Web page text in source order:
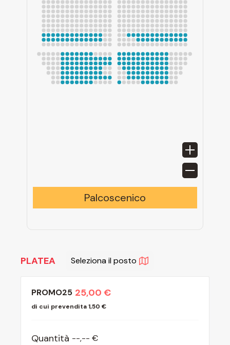
Palcoscenico
PLATEA Seleziona il posto
PROMO25 25,00 €
di cui prevendita 1,50 €
Quantità --,-- €